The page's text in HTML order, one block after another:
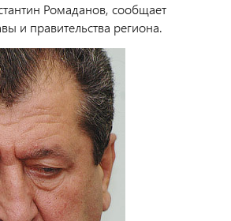
Ромаданов, сообщает
и правительства региона.